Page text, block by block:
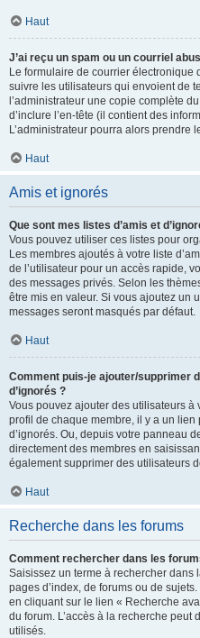
Haut
J’ai reçu un spam ou un courriel
Le formulaire de courrier électronique
suivre les utilisateurs qui envoient de
l’administrateur une copie complète
d’inclure l’en-tête (il contient des
L’administrateur pourra alors prendre
Haut
Amis et ignorés
Que sont mes listes d’amis et
Vous pouvez utiliser ces listes pour
Les membres ajoutés à votre liste
de l’utilisateur pour un accès rapide,
des messages privés. Selon les
être mis en valeur. Si vous ajoutez un
messages seront masqués par défaut.
Haut
Comment puis-je ajouter/supprimer
d’ignorés ?
Vous pouvez ajouter des utilisateurs
profil de chaque membre, il y a un lien
d’ignorés. Ou, depuis votre panneau
directement des membres en
également supprimer des utilisateurs
Haut
Recherche dans les forums
Comment rechercher dans les
Saisissez un terme à rechercher
pages d’index, de forums ou de
en cliquant sur le lien « Recherche
du forum. L’accès à la recherche
utilisés.